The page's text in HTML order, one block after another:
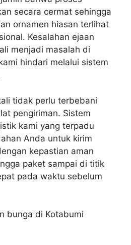
secara cermat sehingga
ornamen hiasan terlihat
Kesalahan ejaan
menjadi masalah di
hindari melalui sistem
tidak perlu terbebani
pengiriman. Sistem
kami yang terpadu
Anda untuk kirim
kepastian aman
paket sampai di titik
pada waktu sebelum